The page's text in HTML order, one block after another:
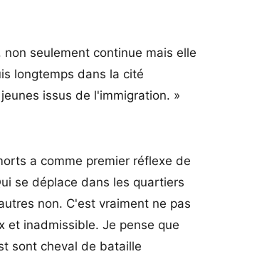
seulement continue mais elle
longtemps dans la cité
issus de l'immigration. »
a comme premier réflexe de
se déplace dans les quartiers
non. C'est vraiment ne pas
et inadmissible. Je pense que
sont cheval de bataille